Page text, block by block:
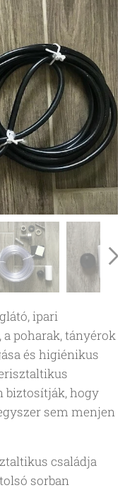
ipari
poharak, tányérok
és higiénikus
biztosítják, hogy
sem menjen
családja
sorban